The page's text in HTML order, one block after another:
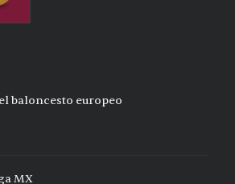
baloncesto europeo
MX